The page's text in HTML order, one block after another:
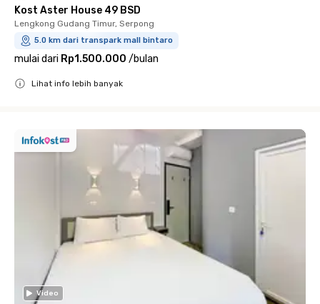
Kost Aster House 49 BSD
Lengkong Gudang Timur, Serpong
5.0 km dari transpark mall bintaro
mulai dari Rp1.500.000 /bulan
Lihat info lebih banyak
Video